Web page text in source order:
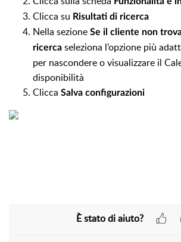
Clicca su Risultati di ricerca
Nella sezione Se il cliente non
ricerca seleziona l’opzione più
per nascondere o visualizzare il
disponibilità
Clicca Salva configurazioni
È stato di aiuto?